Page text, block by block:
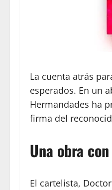
La cuenta atrás
esperados. En un
Hermandades ha
firma del
Una obra
El cartelista,